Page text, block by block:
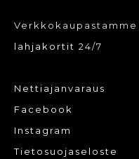
lahjakortit 24/7
Nettiajanvaraus
Facebook
Instagram
Tietosuojaseloste